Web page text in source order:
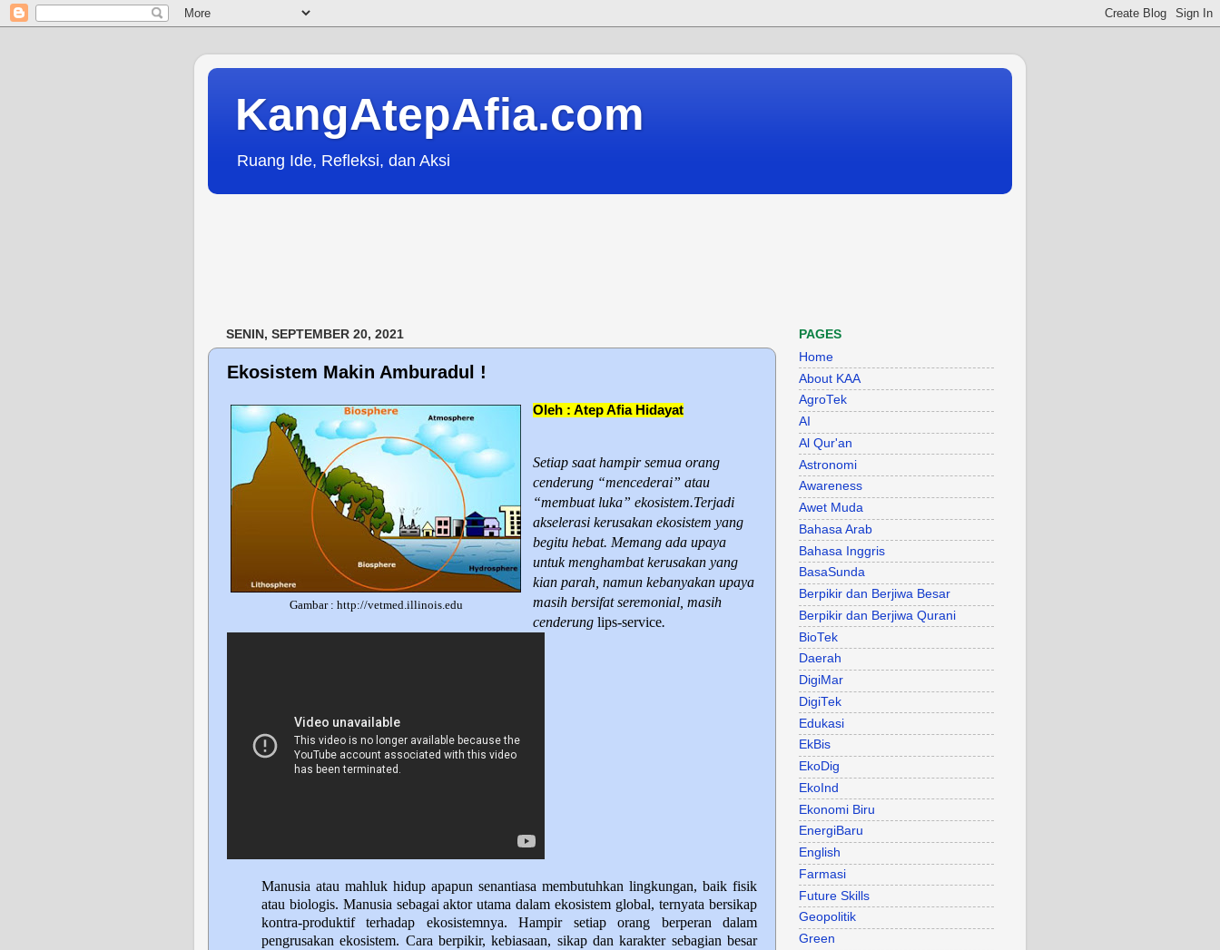
KangAtepAfia.com
Ruang Ide, Refleksi, dan Aksi
SENIN, SEPTEMBER 20, 2021
Ekosistem Makin Amburadul !
Gambar : http://vetmed.illinois.edu
Oleh : Atep Afia Hidayat
Setiap saat hampir semua orang
cenderung “mencederai” atau
“membuat luka” ekosistem.Terjadi
akselerasi kerusakan ekosistem yang
begitu hebat. Memang ada upaya
untuk menghambat kerusakan yang
kian parah, namun kebanyakan upaya
masih bersifat seremonial, masih
cenderung lips-service.
Manusia atau mahluk hidup apapun senantiasa membutuhkan lingkungan, baik fisik
atau biologis. Manusia sebagai aktor utama dalam ekosistem global, ternyata bersikap
kontra-produktif terhadap ekosistemnya. Hampir setiap orang berperan dalam
pengrusakan ekosistem. Cara berpikir, kebiasaan, sikap dan karakter sebagian besar
PAGES
Home
About KAA
AgroTek
AI
Al Qur'an
Astronomi
Awareness
Awet Muda
Bahasa Arab
Bahasa Inggris
BasaSunda
Berpikir dan Berjiwa Besar
Berpikir dan Berjiwa Qurani
BioTek
Daerah
DigiMar
DigiTek
Edukasi
EkBis
EkoDig
EkoInd
Ekonomi Biru
EnergiBaru
English
Farmasi
Future Skills
Geopolitik
Green